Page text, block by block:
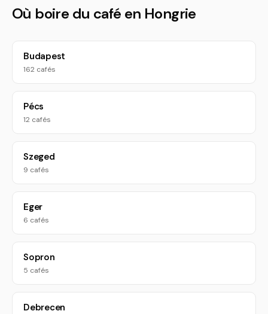
Où boire du café en Hongrie
Budapest
162 cafés
Pécs
12 cafés
Szeged
9 cafés
Eger
6 cafés
Sopron
5 cafés
Debrecen